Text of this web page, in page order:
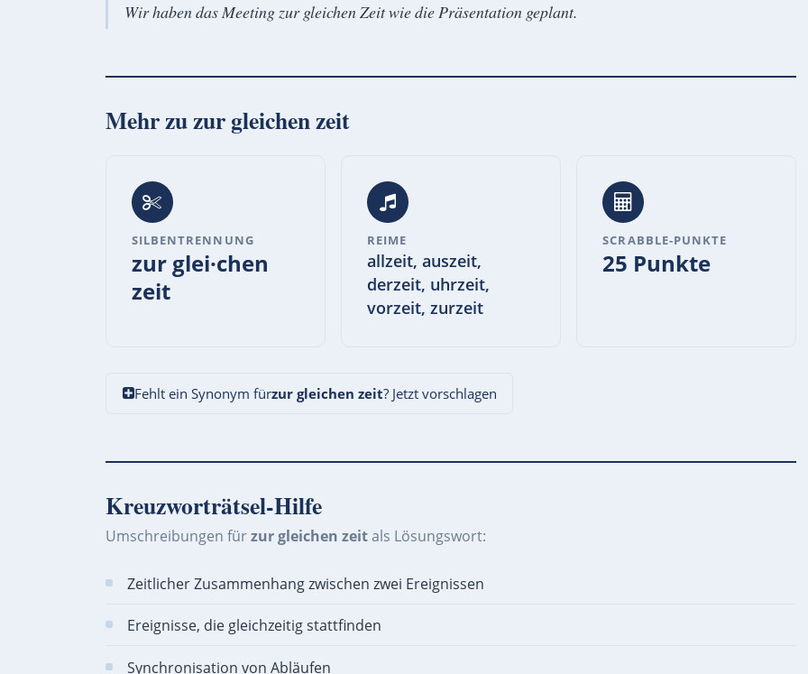
Wir haben das Meeting zur gleichen Zeit wie die Präsentation geplant.
Mehr zuzur gleichen zeit
SILBENTRENNUNG
zur glei·chen
zeit
REIME
allzeit, auszeit,
derzeit, uhrzeit,
vorzeit, zurzeit
SCRABBLE-PUNKTE
25 Punkte
Fehlt ein Synonym fürzur gleichen zeit? Jetzt vorschlagen
Kreuzworträtsel-Hilfe
Umschreibungen fürzur gleichen zeitals Lösungswort:
Zeitlicher Zusammenhang zwischen zwei Ereignissen
Ereignisse, die gleichzeitig stattfinden
Synchronisation von Abläufen